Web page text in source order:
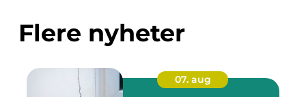
Flere nyheter
07. aug